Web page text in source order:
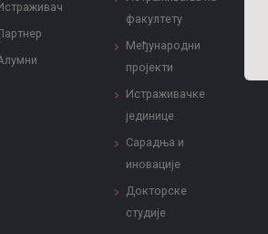
факултету
Међународни
пројекти
Истраживачке
јединице
Сарадња и
иновације
Докторске
студије